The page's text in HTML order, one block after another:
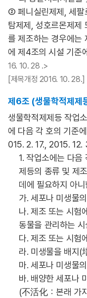
② 페니실린제제, 세팔
탐제제, 성호르몬제제
를 제조하는 경우에는
에 제4조의 시설 기준
16. 10. 28 .>
[제목개정 2016. 10. 28.]
제6조 (생물학적제제
생물학적제제등 작업
에 다음 각 호의 기준
015. 2. 17., 2015. 12.
1. 작업소에는 다음
제등의 종류 및 제
데에 필요하지 아
가. 세포나 미생물
나. 제조 또는 시험
동물을 관리하는 시
다. 제조 또는 시험
라. 미생물을 배지(
마. 세포나 미생물
바. 배양한 세포나
(不活化：본래 가